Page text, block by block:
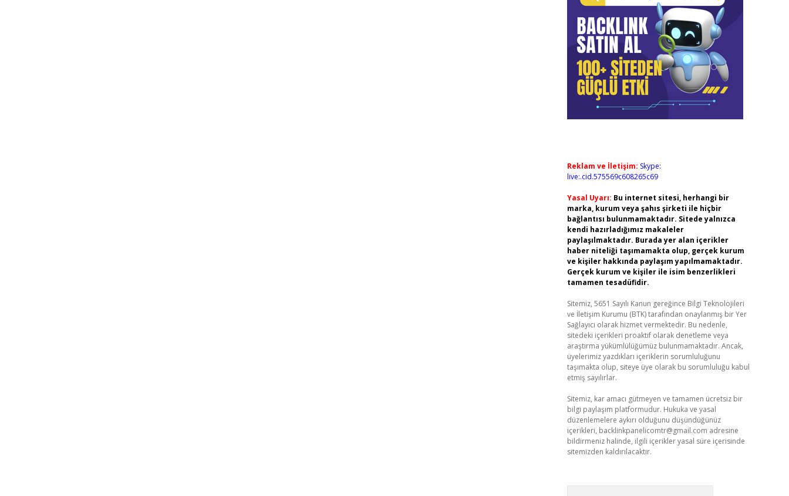
Reklam ve İletişim: Skype:
live:.cid.575569c608265c69
Yasal Uyarı: Bu internet sitesi, herhangi bir
marka, kurum veya şahıs şirketi ile hiçbir
bağlantısı bulunmamaktadır. Sitede yalnızca
kendi hazırladığımız makaleler
paylaşılmaktadır. Burada yer alan içerikler
haber niteliği taşımamakta olup, gerçek kurum
ve kişiler hakkında paylaşım yapılmamaktadır.
Gerçek kurum ve kişiler ile isim benzerlikleri
tamamen tesadüfidir.
Sitemiz, 5651 Sayılı Kanun gereğince Bilgi Teknolojileri
ve İletişim Kurumu (BTK) tarafından onaylanmış bir Yer
Sağlayıcı olarak hizmet vermektedir. Bu nedenle,
sitedeki içerikleri proaktif olarak denetleme veya
araştırma yükümlülüğümüz bulunmamaktadır. Ancak,
üyelerimiz yazdıkları içeriklerin sorumluluğunu
taşımakta olup, siteye üye olarak bu sorumluluğu kabul
etmiş sayılırlar.
Sitemiz, kar amacı gütmeyen ve tamamen ücretsiz bir
bilgi paylaşım platformudur. Hukuka ve yasal
düzenlemelere aykırı olduğunu düşündüğünüz
içerikleri, backlinkpanelicomtr@gmail.com adresine
bildirmeniz halinde, ilgili içerikler yasal süre içerisinde
sitemizden kaldırılacaktır.